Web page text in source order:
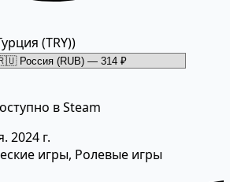
(TRY))
в Steam
2024 г.
игры, Ролевые игры